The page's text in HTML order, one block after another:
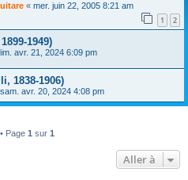
« mer. juin 22, 2005 8:21 am
1 2
1949)
avr. 21, 2024 6:09 pm
1838-1906)
sam. avr. 20, 2024 4:08 pm
Page 1 sur 1
Aller à